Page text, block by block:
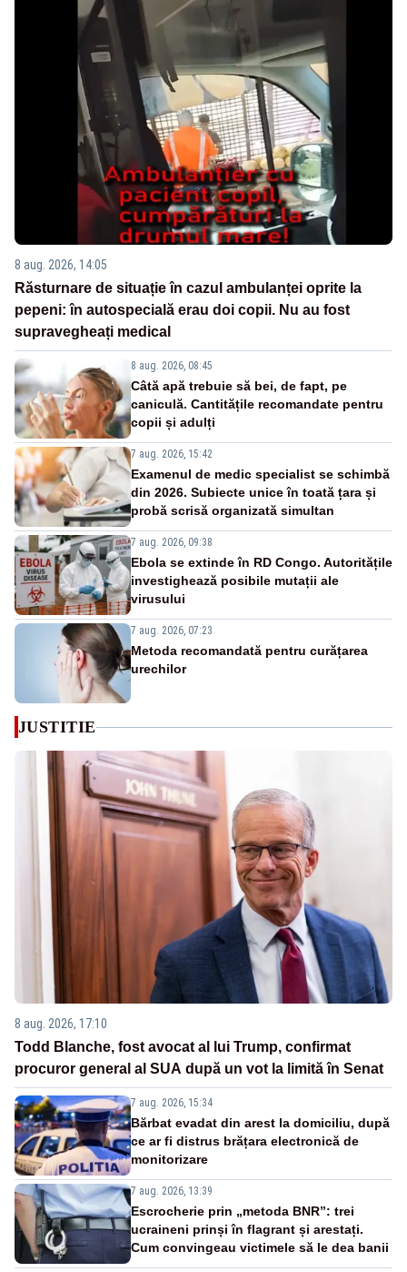
8 aug. 2026, 14:05
Răsturnare de situație în cazul ambulanței oprite la
pepeni: în autospecială erau doi copii. Nu au fost
supravegheați medical
8 aug. 2026, 08:45
Câtă apă trebuie să bei, de fapt, pe
caniculă. Cantitățile recomandate pentru
copii și adulți
7 aug. 2026, 15:42
Examenul de medic specialist se schimbă
din 2026. Subiecte unice în toată țara și
probă scrisă organizată simultan
7 aug. 2026, 09:38
Ebola se extinde în RD Congo. Autoritățile
investighează posibile mutații ale
virusului
7 aug. 2026, 07:23
Metoda recomandată pentru curățarea
urechilor
JUSTITIE
8 aug. 2026, 17:10
Todd Blanche, fost avocat al lui Trump, confirmat
procuror general al SUA după un vot la limită în Senat
7 aug. 2026, 15:34
Bărbat evadat din arest la domiciliu, după
ce ar fi distrus brățara electronică de
monitorizare
7 aug. 2026, 13:39
Escrocherie prin „metoda BNR”: trei
ucraineni prinși în flagrant și arestați.
Cum convingeau victimele să le dea banii